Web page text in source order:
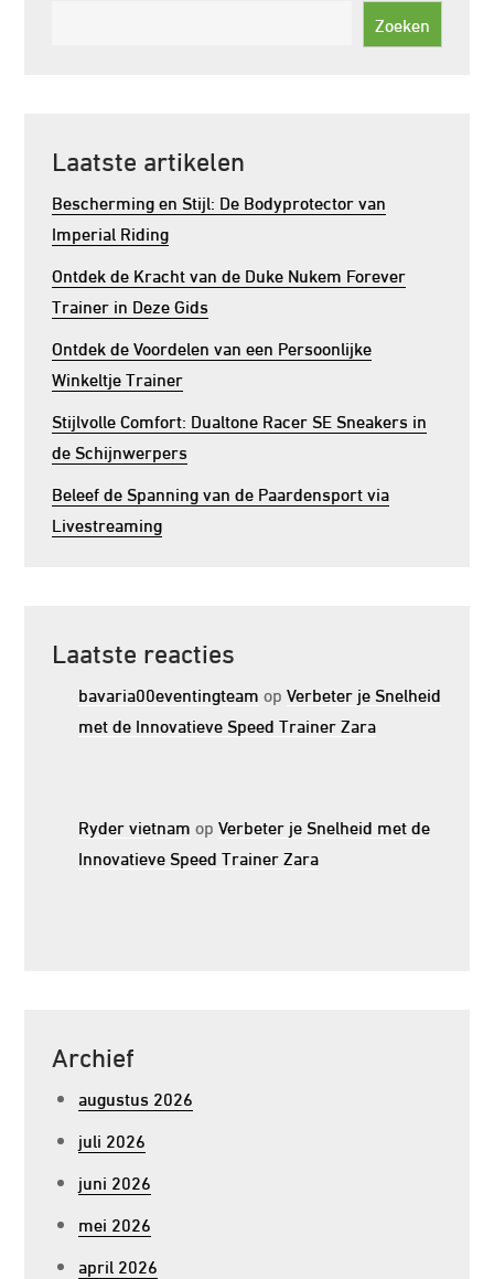
Zoeken
Laatste artikelen
Bescherming en Stijl: De Bodyprotector van
Imperial Riding
Ontdek de Kracht van de Duke Nukem Forever
Trainer in Deze Gids
Ontdek de Voordelen van een Persoonlijke
Winkeltje Trainer
Stijlvolle Comfort: Dualtone Racer SE Sneakers in
de Schijnwerpers
Beleef de Spanning van de Paardensport via
Livestreaming
Laatste reacties
bavaria00eventingteam opVerbeter je Snelheid
met de Innovatieve Speed Trainer Zara
Ryder vietnam opVerbeter je Snelheid met de
Innovatieve Speed Trainer Zara
Archief
augustus 2026
juli 2026
juni 2026
mei 2026
april 2026